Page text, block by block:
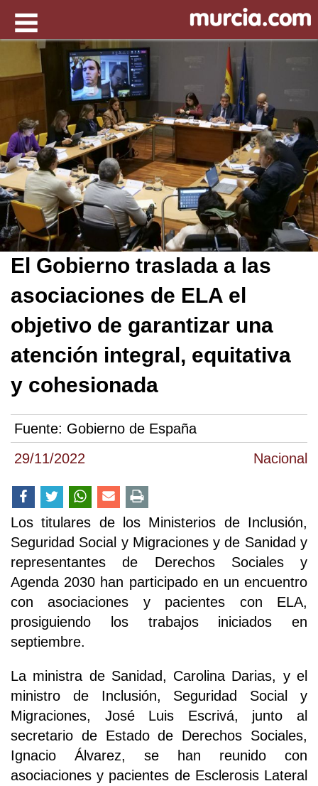
29/11/2022 Nacional
El Gobierno traslada a las
asociaciones de ELA el
objetivo de garantizar una
atención integral, equitativa
y cohesionada
Fuente: Gobierno de España
Los titulares de los Ministerios de Inclusión,
Seguridad Social y Migraciones y de Sanidad y
representantes de Derechos Sociales y
Agenda 2030 han participado en un encuentro
con asociaciones y pacientes con ELA,
prosiguiendo los trabajos iniciados en
septiembre.
La ministra de Sanidad, Carolina Darias, y el
ministro de Inclusión, Seguridad Social y
Migraciones, José Luis Escrivá, junto al
secretario de Estado de Derechos Sociales,
Ignacio Álvarez, se han reunido con
asociaciones y pacientes de Esclerosis Lateral